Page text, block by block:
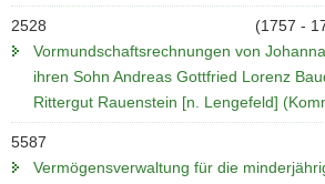
2528
(1757 -
Vormundschaftsrechnungen von
ihren Sohn Andreas Gottfried Lorenz
Rittergut Rauenstein [n. Lengefeld]
5587
Vermögensverwaltung für die